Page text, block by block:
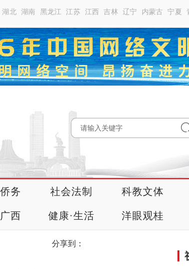
湖北 湖南 黑龙江 江苏 江西 吉林 辽宁 内蒙古 宁夏
务 社会法制 科教文体
西 健康·生活 洋眼观桂
分享到：